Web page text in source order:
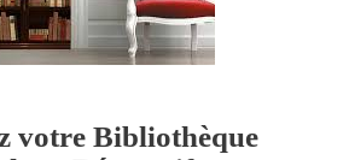
votre Bibliothèque